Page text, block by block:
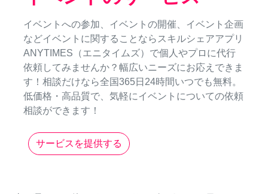
イベントへの参加、イベントの開催、イベント企画
などイベントに関することならスキルシェアアプリ
ANYTIMES（エニタイムズ）で個人やプロに代行
依頼してみませんか？幅広いニーズにお応えできま
す！相談だけなら全国365日24時間いつでも無料。
低価格・高品質で、気軽にイベントについての依頼
相談ができます！
サービスを提供する